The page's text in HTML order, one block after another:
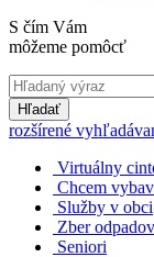
S čím Vám
môžeme pomôcť
Hľadať
rozšírené
Virtuálny
Chcem
Služby v obci
Zber odpadov
Seniori